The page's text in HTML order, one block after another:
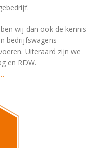
wij dan ook de kennis
bedrijfswagens
Uiteraard zijn we
en RDW.